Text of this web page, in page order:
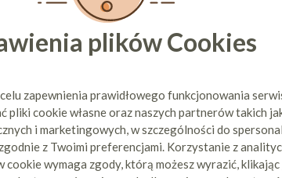
DO KOSZYKA
POKAŻ WSZYSTKIE
plików Cookies
zapewnienia prawidłowego funkcjonowania
pliki cookie własne oraz naszych partnerów takich
i marketingowych, w szczególności do
z Twoimi preferencjami. Korzystanie z
wymaga zgody, którą możesz wyrazić, klikając